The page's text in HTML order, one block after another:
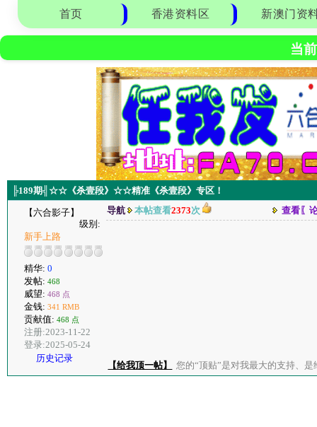
首页 香港资料区 新澳门资
当
╠189期╣☆☆《杀壹段》☆☆精准《杀壹段》专区！
【六合影子】
级别:
新手上路
精华: 0
发帖: 468
威望: 468 点
金钱: 341 RMB
贡献值: 468 点
注册:2023-11-22
登录:2025-05-24
历史记录
导航 本帖查看2373次 查看〖
【给我顶一帖】 您的“顶贴”是对我最大的支持、